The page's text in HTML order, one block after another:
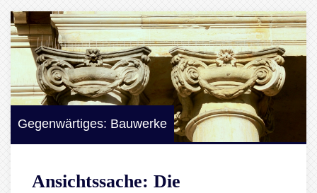
Gegenwärtiges: Bauwerke
Ansichtssache: Die